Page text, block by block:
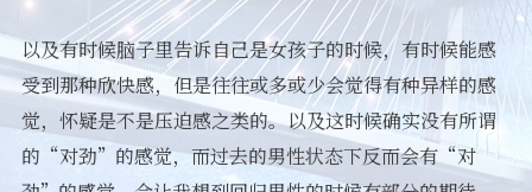
以及有时候脑子里告诉自己是女孩子的时候，有时候能感
受到那种欣快感，但是往往或多或少会觉得有种异样的感
觉，怀疑是不是压迫感之类的。以及这时候确实没有所谓
的“对劲”的感觉，而过去的男性状态下反而会有“对